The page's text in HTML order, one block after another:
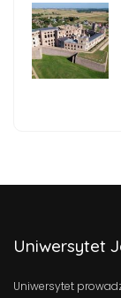
Uniwersytet
Uniwersytet